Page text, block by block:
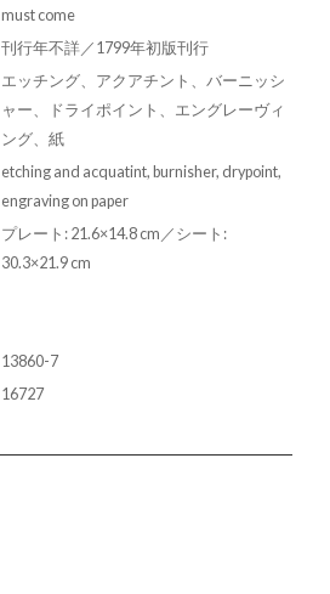
must come
刊行年不詳／1799年初版刊行
エッチング、アクアチント、バーニッシ
ャー、ドライポイント、エングレーヴィ
ング、紙
etching and acquatint, burnisher, drypoint,
engraving on paper
プレート: 21.6×14.8 cm／シート:
30.3×21.9 cm
13860-7
16727